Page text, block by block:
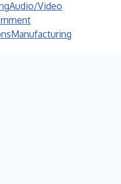
Audio/Video
Manufacturing